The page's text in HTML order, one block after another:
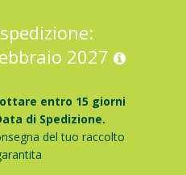
2027
entro 15 giorni
di Spedizione.
del tuo raccolto